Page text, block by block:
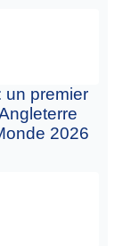
un premier
2026